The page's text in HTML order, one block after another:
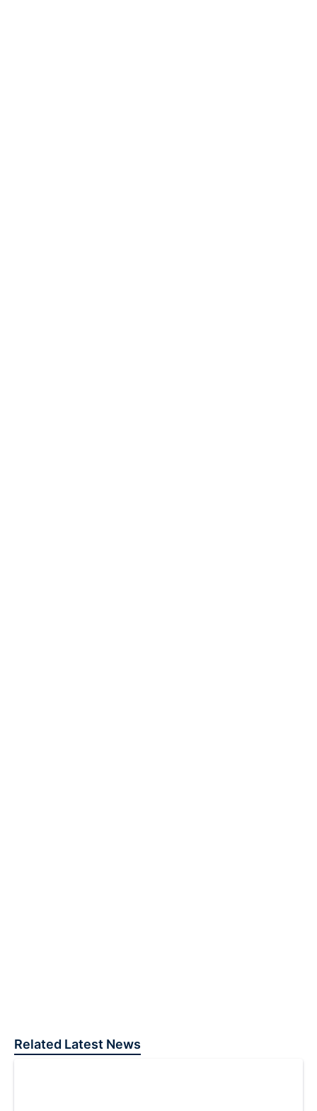
Related Latest News